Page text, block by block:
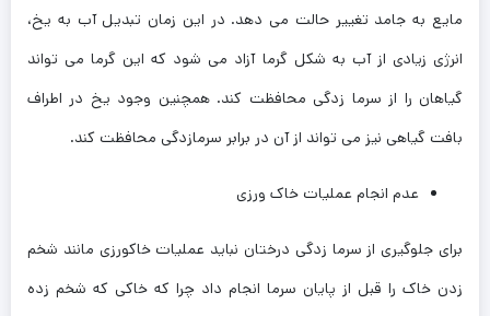
مایع به جامد تغییر حالت می دهد. در این زمان تبدیل آب به یخ،
انرژی زیادی از آب به شکل گرما آزاد می شود که این گرما می تواند
گیاهان را از سرما زدگی محافظت کند. همچنین وجود یخ در اطراف
بافت گیاهی نیز می تواند از آن در برابر سرمازدگی محافظت کند.
عدم انجام عملیات خاک ورزی
برای جلوگیری از سرما زدگی درختان نباید عملیات خاکورزی مانند شخم
زدن خاک را قبل از پایان سرما انجام داد چرا که خاکی که شخم زده